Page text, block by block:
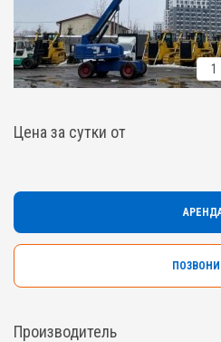
1
Цена за сутки от
Производитель